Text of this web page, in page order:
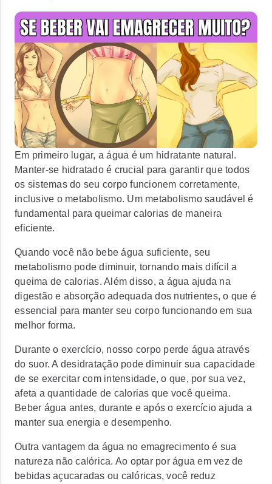
Em primeiro lugar, a água é um hidratante natural.
Manter-se hidratado é crucial para garantir que todos
os sistemas do seu corpo funcionem corretamente,
inclusive o metabolismo. Um metabolismo saudável é
fundamental para queimar calorias de maneira
eficiente.
Quando você não bebe água suficiente, seu
metabolismo pode diminuir, tornando mais difícil a
queima de calorias. Além disso, a água ajuda na
digestão e absorção adequada dos nutrientes, o que é
essencial para manter seu corpo funcionando em sua
melhor forma.
Durante o exercício, nosso corpo perde água através
do suor. A desidratação pode diminuir sua capacidade
de se exercitar com intensidade, o que, por sua vez,
afeta a quantidade de calorias que você queima.
Beber água antes, durante e após o exercício ajuda a
manter sua energia e desempenho.
Outra vantagem da água no emagrecimento é sua
natureza não calórica. Ao optar por água em vez de
bebidas açucaradas ou calóricas, você reduz